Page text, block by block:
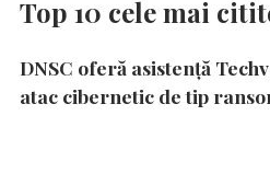
Top 10 cele mai
DNSC oferă asistență
atac cibernetic de tip